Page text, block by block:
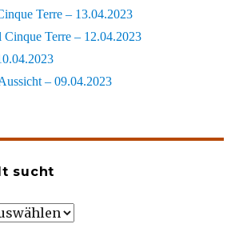
Terre – 13.04.2023
Terre – 12.04.2023
– 09.04.2023
sucht